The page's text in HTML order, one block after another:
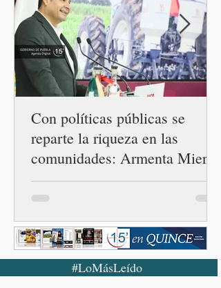
Serdán, que descentraliza
la justicia. En rueda de
prensa, el gobernador
Alejandro Armenta Mier
resaltó este logro
interinstituci
Con políticas públicas se
reparte la riqueza en las
comunidades: Armenta Mier
#LoMásLeído